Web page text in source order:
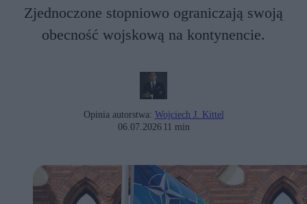
Zjednoczone stopniowo ograniczają swoją
obecność wojskową na kontynencie.
Opinia autorstwa: Wojciech J. Kittel
06.07.2026 11 min